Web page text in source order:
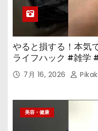
やると損する！本気
ライフハック #雑
7月 16, 2026
美容・健康